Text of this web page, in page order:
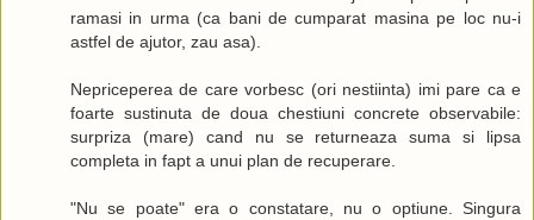
ramasi in urma (ca bani de cumparat masina pe loc nu-i
astfel de ajutor, zau asa).
Nepriceperea de care vorbesc (ori nestiinta) imi pare ca e
foarte sustinuta de doua chestiuni concrete observabile:
surpriza (mare) cand nu se returneaza suma si lipsa
completa in fapt a unui plan de recuperare.
"Nu se poate" era o constatare, nu o optiune. Singura